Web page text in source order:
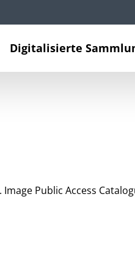
Digitalisierte
Public Access